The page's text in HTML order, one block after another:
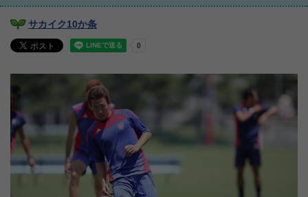
サカイク10か条